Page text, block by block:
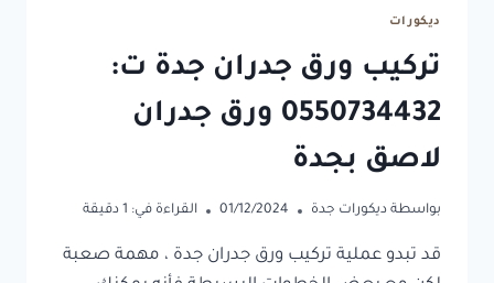
ديكورات
تركيب ورق جدران جدة ت:
0550734432 ورق جدران
لاصق بجدة
بواسطة ديكورات جدة 01/12/2024 القراءة في: دقيقة
قد تبدو عملية تركيب ورق جدران جدة ، مهمة صعبة